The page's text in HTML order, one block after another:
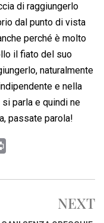
di raggiungerlo
dal punto di vista
perché è molto
il fiato del suo
naturalmente
e nella
parla e quindi ne
passate parola!
i
NEXT